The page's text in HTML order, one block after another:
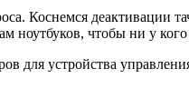
Коснемся деактивации
ноутбуков, чтобы ни у
для устройства